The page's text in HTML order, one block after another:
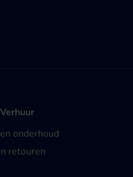
onderhoud
retouren